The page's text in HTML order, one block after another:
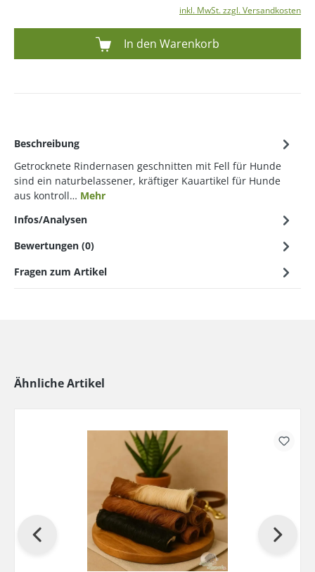
inkl. MwSt. zzgl. Versandkosten
In den Warenkorb
Beschreibung
Getrocknete Rindernasen geschnitten mit Fell für Hunde
sind ein naturbelassener, kräftiger Kauartikel für Hunde
aus kontroll… Mehr
Infos/Analysen
Bewertungen (0)
Fragen zum Artikel
Ähnliche Artikel